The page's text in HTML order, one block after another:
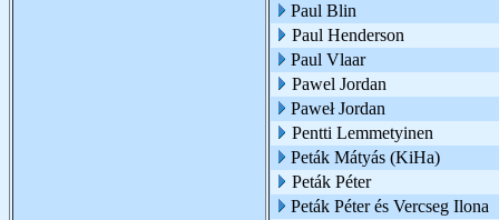
Paul Blin
Paul Henderson
Paul Vlaar
Pawel Jordan
Paweł Jordan
Pentti Lemmetyinen
Peták Mátyás (KiHa)
Peták Péter
Peták Péter és Vercseg Ilona